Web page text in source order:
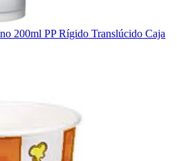
200ml PP Rígido Translúcido Caja